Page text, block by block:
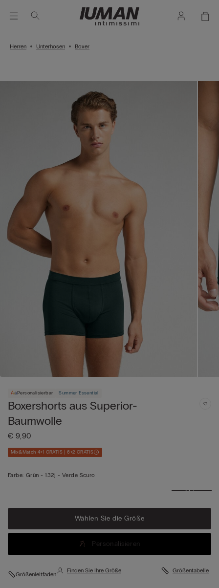
Herren Unterhosen Boxer
Personalisierbar Summer Essential
Boxershorts aus Superior-
Baumwolle
€ 9,90
Mix&Match 4+1 GRATIS | 6+2 GRATIS
Farbe: Grün -132j - Verde Scuro
Mehr
Wählen Sie die Größe
Personalisieren
Größenleitfaden
Finden Sie Ihre Größe Größentabelle